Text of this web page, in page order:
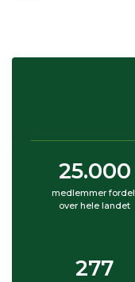
25.000
medlemmer
over hele landet
277